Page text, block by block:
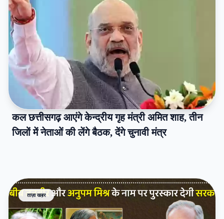
कल छत्तीसगढ़ आएंगे केन्द्रीय गृह मंत्री अमित शाह, तीन
जिलों में नेताओं की लेंगे बैठक, देंगे चुनावी मंत्र
ताज़ा खब़र